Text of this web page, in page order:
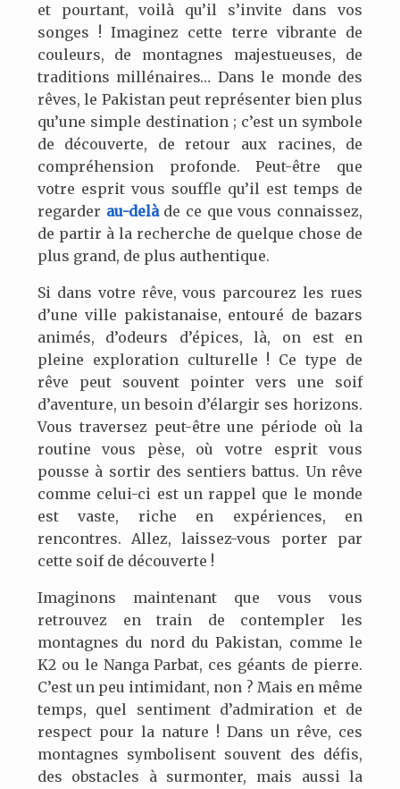
et pourtant, voilà qu’il s’invite dans vos
songes ! Imaginez cette terre vibrante de
couleurs, de montagnes majestueuses, de
traditions millénaires… Dans le monde des
rêves, le Pakistan peut représenter bien plus
qu’une simple destination ; c’est un symbole
de découverte, de retour aux racines, de
compréhension profonde. Peut-être que
votre esprit vous souffle qu’il est temps de
regarder au-delàde ce que vous connaissez,
de partir à la recherche de quelque chose de
plus grand, de plus authentique.
Si dans votre rêve, vous parcourez les rues
d’une ville pakistanaise, entouré de bazars
animés, d’odeurs d’épices, là, on est en
pleine exploration culturelle ! Ce type de
rêve peut souvent pointer vers une soif
d’aventure, un besoin d’élargir ses horizons.
Vous traversez peut-être une période où la
routine vous pèse, où votre esprit vous
pousse à sortir des sentiers battus. Un rêve
comme celui-ci est un rappel que le monde
est vaste, riche en expériences, en
rencontres. Allez, laissez-vous porter par
cette soif de découverte !
Imaginons maintenant que vous vous
retrouvez en train de contempler les
montagnes du nord du Pakistan, comme le
K2 ou le Nanga Parbat, ces géants de pierre.
C’est un peu intimidant, non ? Mais en même
temps, quel sentiment d’admiration et de
respect pour la nature ! Dans un rêve, ces
montagnes symbolisent souvent des défis,
des obstacles à surmonter, mais aussi la